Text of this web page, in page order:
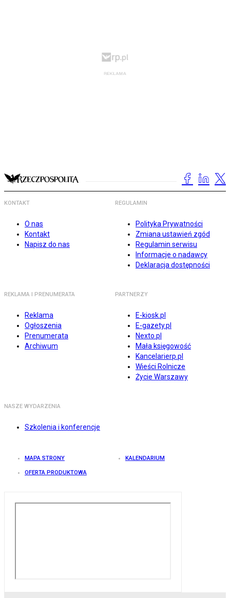
KONTAKT
O nas
Kontakt
Napisz do nas
REGULAMIN
Polityka Prywatności
Zmiana ustawień zgód
Regulamin serwisu
Informacje o nadawcy
Deklaracja dostępności
REKLAMA I PRENUMERATA
Reklama
Ogłoszenia
Prenumerata
Archiwum
PARTNERZY
E-kiosk.pl
E-gazety.pl
Nexto.pl
Mała księgowość
Kancelarierp.pl
Wieści Rolnicze
Życie Warszawy
NASZE WYDARZENIA
Szkolenia i konferencje
MAPA STRONY KALENDARIUM
OFERTA PRODUKTOWA